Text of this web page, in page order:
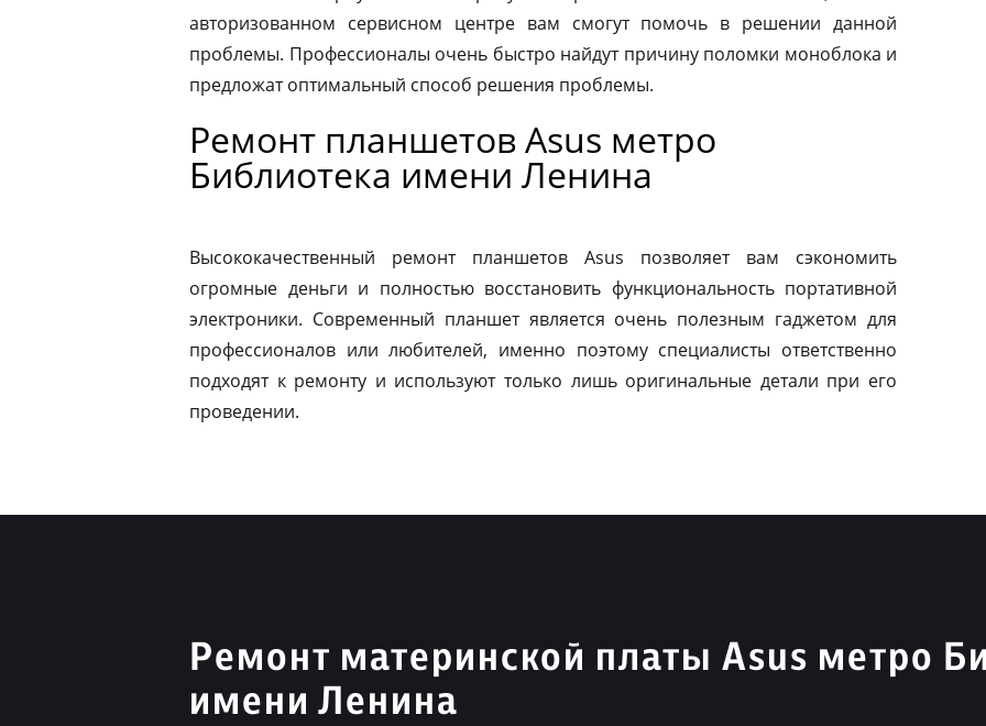
авторизованном сервисном центре вам смогут помочь в решении данной
проблемы. Профессионалы очень быстро найдут причину поломки моноблока и
предложат оптимальный способ решения проблемы.
Ремонт планшетов Asus метро
Библиотека имени Ленина
Высококачественный ремонт планшетов Asus позволяет вам сэкономить
огромные деньги и полностью восстановить функциональность портативной
электроники. Современный планшет является очень полезным гаджетом для
профессионалов или любителей, именно поэтому специалисты ответственно
подходят к ремонту и используют только лишь оригинальные детали при его
проведении.
Ремонт материнской платы Asus метро
имени Ленина